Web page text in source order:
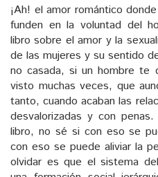
¡Ah! el amor romántico
funden en la voluntad del
libro sobre el amor y la
de las mujeres y su sentido
no casada, si un hombre te
visto muchas veces, que
tanto, cuando acaban las
desvalorizadas y con
libro, no sé si con eso se
con eso se puede aliviar la
olvidar es que el sistema